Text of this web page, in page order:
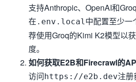
支持Anthropic、OpenAI和
在 .env.local 中配置至少一
荐使用Groq的Kimi K2模型以
度。
如何获取E2B和Firecrawl的
访问https://e2b.dev注册